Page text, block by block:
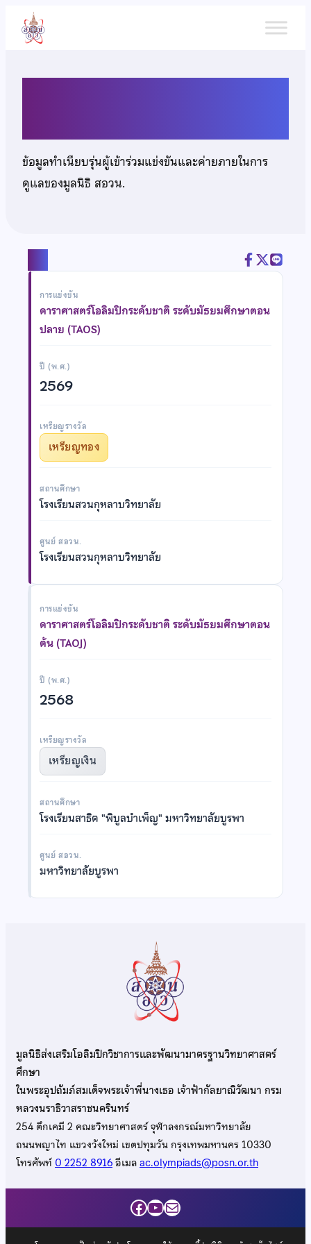
เนื้อหา
ข้อมูลทำเนียบรุ่นผู้เข้าร่วมแข่งขันและค่ายภายในการ
ดูแลของมูลนิธิ สอวน.
การแข่งขัน
ดาราศาสตร์โอลิมปิกระดับชาติ ระดับมัธยมศึกษาตอน
ปลาย (TAOS)
ปี (พ.ศ.)
2569
เหรียญรางวัล
เหรียญทอง
สถานศึกษา
โรงเรียนสวนกุหลาบวิทยาลัย
ศูนย์ สอวน.
โรงเรียนสวนกุหลาบวิทยาลัย
การแข่งขัน
ดาราศาสตร์โอลิมปิกระดับชาติ ระดับมัธยมศึกษาตอน
ต้น (TAOJ)
ปี (พ.ศ.)
2568
เหรียญรางวัล
เหรียญเงิน
สถานศึกษา
โรงเรียนสาธิต "พิบูลบำเพ็ญ" มหาวิทยาลัยบูรพา
ศูนย์ สอวน.
มหาวิทยาลัยบูรพา
มูลนิธิส่งเสริมโอลิมปิกวิชาการและพัฒนามาตรฐานวิทยาศาสตร์
ศึกษา
ในพระอุปถัมภ์สมเด็จพระเจ้าพี่นางเธอ เจ้าฟ้ากัลยาณิวัฒนา กรม
หลวงนราธิวาสราชนครินทร์
254 ตึกเคมี 2 คณะวิทยาศาสตร์ จุฬาลงกรณ์มหาวิทยาลัย
ถนนพญาไท แขวงวังใหม่ เขตปทุมวัน กรุงเทพมหานคร 10330
โทรศัพท์0 2252 8916อีเมลac.olympiads@posn.or.th
Facebook
YouTube
Mail